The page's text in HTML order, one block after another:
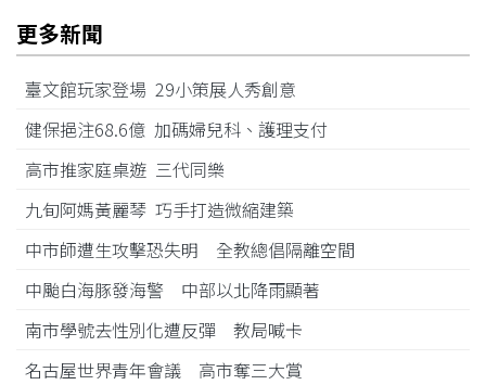
更多新聞
臺文館玩家登場 29小策展人秀創意
健保挹注68.6億 加碼婦兒科、護理支付
高市推家庭桌遊 三代同樂
九旬阿媽黃麗琴 巧手打造微縮建築
中市師遭生攻擊恐失明 全教總倡隔離空間
中颱白海豚發海警 中部以北降雨顯著
南市學號去性別化遭反彈 教局喊卡
名古屋世界青年會議 高市奪三大賞